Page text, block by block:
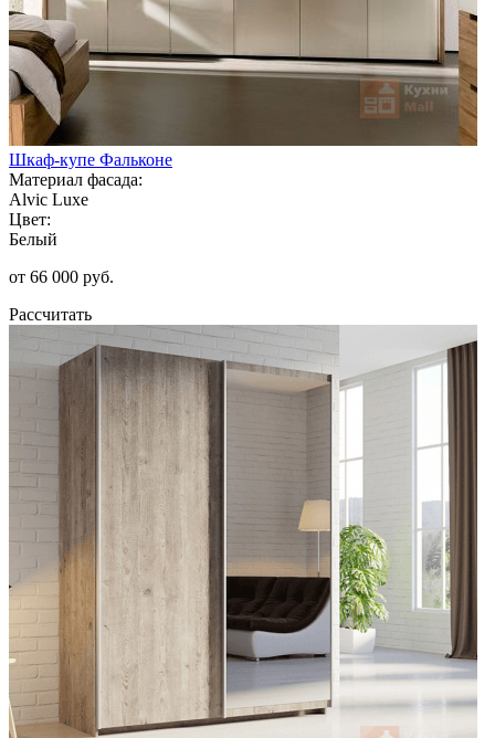
Шкаф-купе Фальконе
Материал фасада:
Alvic Luxe
Цвет:
Белый
от 66 000 руб.
Рассчитать